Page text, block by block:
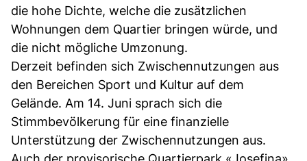
die hohe Dichte, welche die zusätzlichen
Wohnungen dem Quartier bringen würde, und
die nicht mögliche Umzonung.
Derzeit befinden sich Zwischennutzungen aus
den Bereichen Sport und Kultur auf dem
Gelände. Am 14. Juni sprach sich die
Stimmbevölkerung für eine finanzielle
Unterstützung der Zwischennutzungen aus.